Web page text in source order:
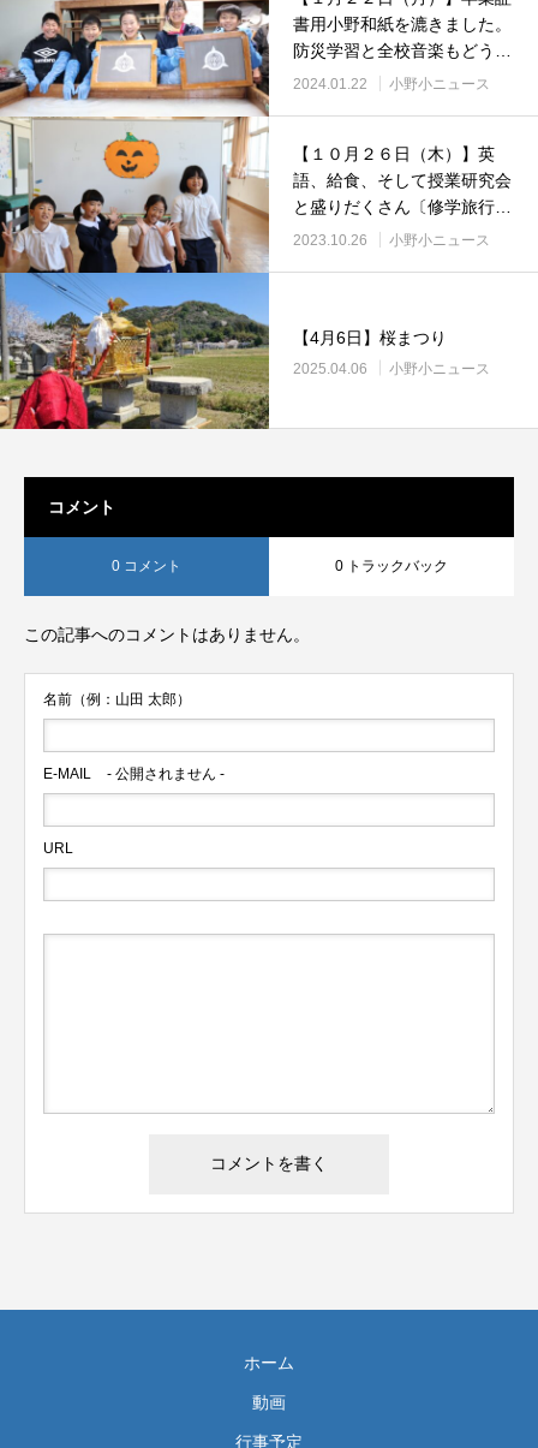
書用小野和紙を漉きました。
防災学習と全校音楽もどう
ぞ。
2024.01.22 小野小ニュース
【１０月２６日（木）】英
語、給食、そして授業研究会
と盛りだくさん〔修学旅行シ
リーズ⑧（最終）付〕
2023.10.26 小野小ニュース
【4月6日】桜まつり
2025.04.06 小野小ニュース
コメント
0 コメント 0 トラックバック
この記事へのコメントはありません。
名前（例：山田 太郎）
E-MAIL - 公開されません -
URL
ホーム
動画
行事予定